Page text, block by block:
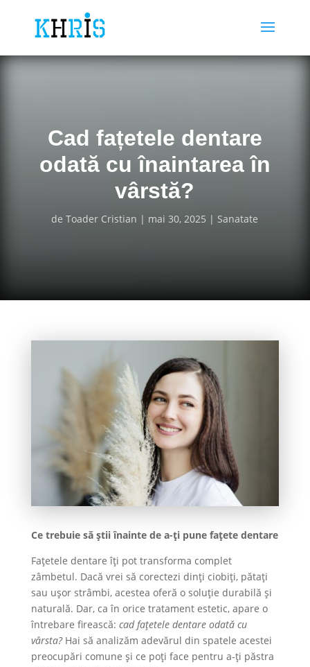
Cad fațetele dentare
odată cu înaintarea în
vârstă?
deToader Cristian mai 30, 2025 Sanatate
Ce trebuie să știi înainte de a-ți pune fațete dentare
Fațetele dentare îți pot transforma complet
zâmbetul. Dacă vrei să corectezi dinți ciobiți, pătați
sau ușor strâmbi, acestea oferă o soluție durabilă și
naturală. Dar, ca în orice tratament estetic, apare o
întrebare firească: cad fațetele dentare odată cu
vârsta?Hai să analizăm adevărul din spatele acestei
preocupări comune și ce poți face pentru a-ți păstra